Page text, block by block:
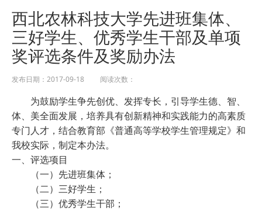
西北农林科技大学先进班集体、
三好学生、优秀学生干部及单项
奖评选条件及奖励办法
发布日期：2017-09-18 阅读次数：
为鼓励学生争先创优、发挥专长，引导学生德、智、
体、美全面发展，培养具有创新精神和实践能力的高素质
专门人才，结合教育部《普通高等学校学生管理规定》和
我校实际，制定本办法。
一、评选项目
（一）先进班集体；
（二）三好学生；
（三）优秀学生干部；